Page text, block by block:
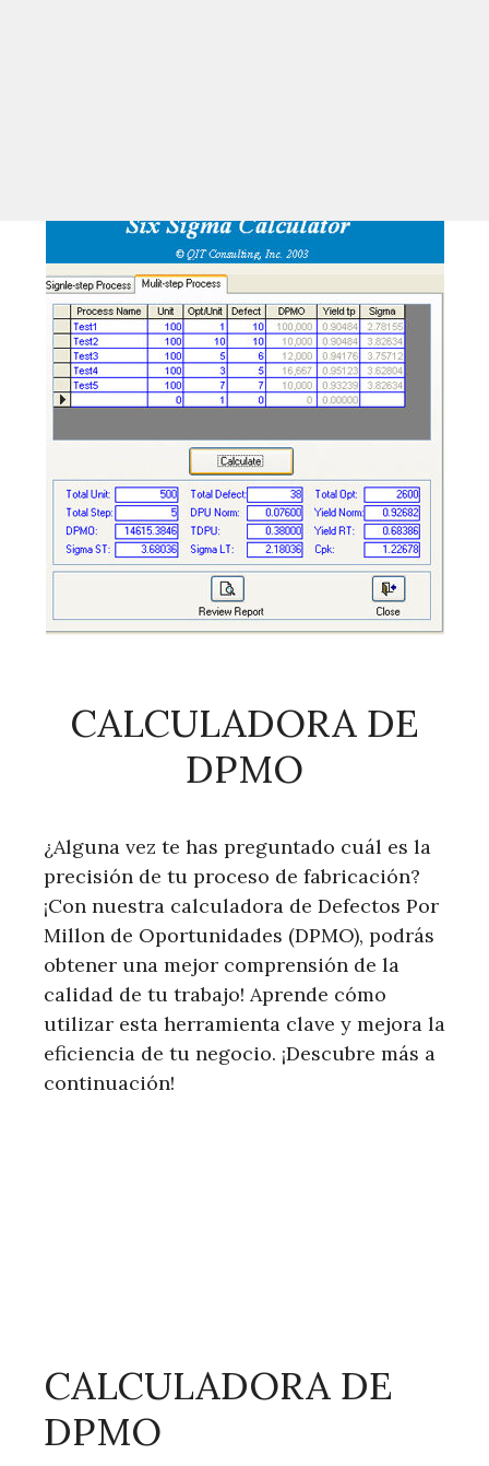
CALCULADORA DE
DPMO
¿Alguna vez te has preguntado cuál es la
precisión de tu proceso de fabricación?
¡Con nuestra calculadora de Defectos Por
Millon de Oportunidades (DPMO), podrás
obtener una mejor comprensión de la
calidad de tu trabajo! Aprende cómo
utilizar esta herramienta clave y mejora la
eficiencia de tu negocio. ¡Descubre más a
continuación!
CALCULADORA DE
DPMO